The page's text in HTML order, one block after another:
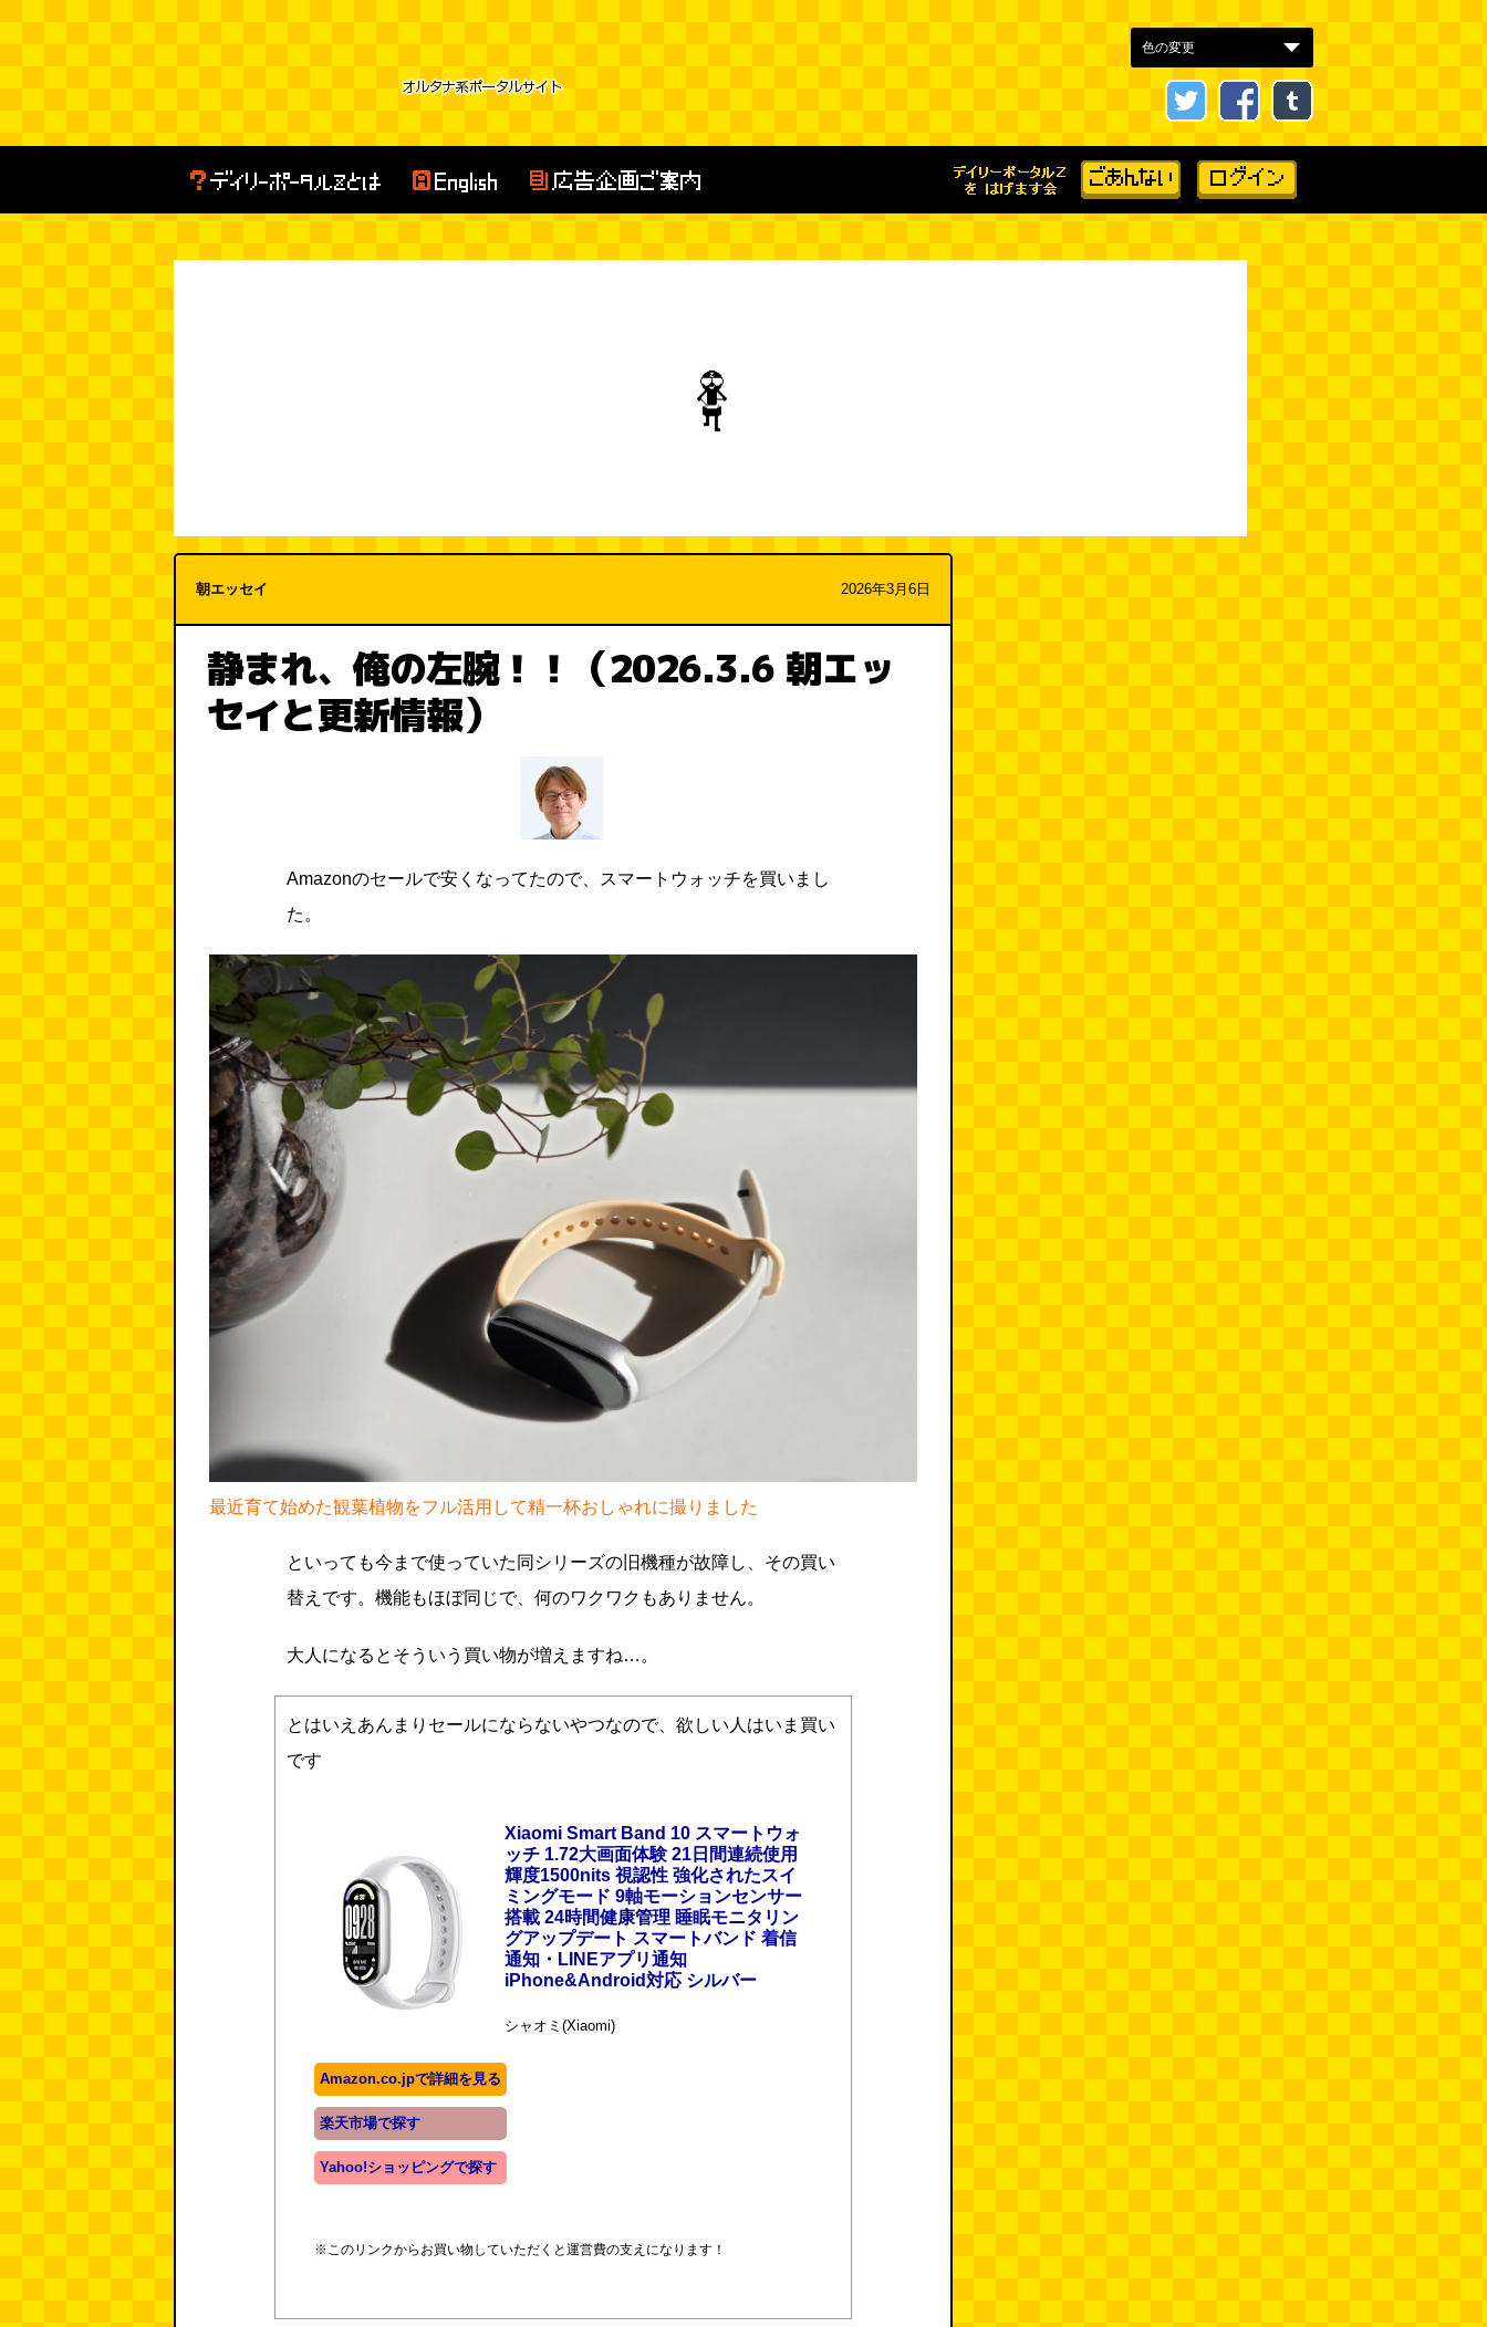
朝エッセイ 2026年3月6日
静まれ、俺の左腕！！（2026.3.6 朝エッ
セイと更新情報）
Amazonのセールで安くなってたので、スマートウォッチを買いまし
た。
最近育て始めた観葉植物をフル活用して精一杯おしゃれに撮りました
といっても今まで使っていた同シリーズの旧機種が故障し、その買い
替えです。機能もほぼ同じで、何のワクワクもありません。
大人になるとそういう買い物が増えますね…。
とはいえあんまりセールにならないやつなので、欲しい人はいま買い
です
Xiaomi Smart Band 10 スマートウォ
ッチ 1.72大画面体験 21日間連続使用
輝度1500nits 視認性 強化されたスイ
ミングモード 9軸モーションセンサー
搭載 24時間健康管理 睡眠モニタリン
グアップデート スマートバンド 着信
通知・LINEアプリ通知
iPhone&Android対応 シルバー
シャオミ(Xiaomi)
Amazon.co.jpで詳細を見る
楽天市場で探す
Yahoo!ショッピングで探す
※このリンクからお買い物していただくと運営費の支えになります！